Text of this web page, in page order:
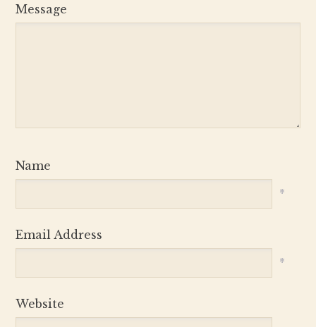
Message
Name
*
Email Address
*
Website